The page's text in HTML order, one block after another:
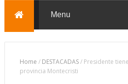
Home / DESTACADAS/ Presidente
provincia Montecristi